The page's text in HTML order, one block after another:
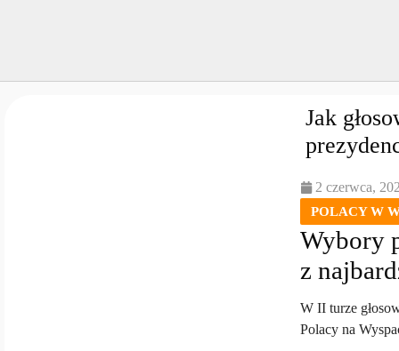
Jak
2 czerwca,
POLACY W
Wybory
z
W II turze
Polacy na